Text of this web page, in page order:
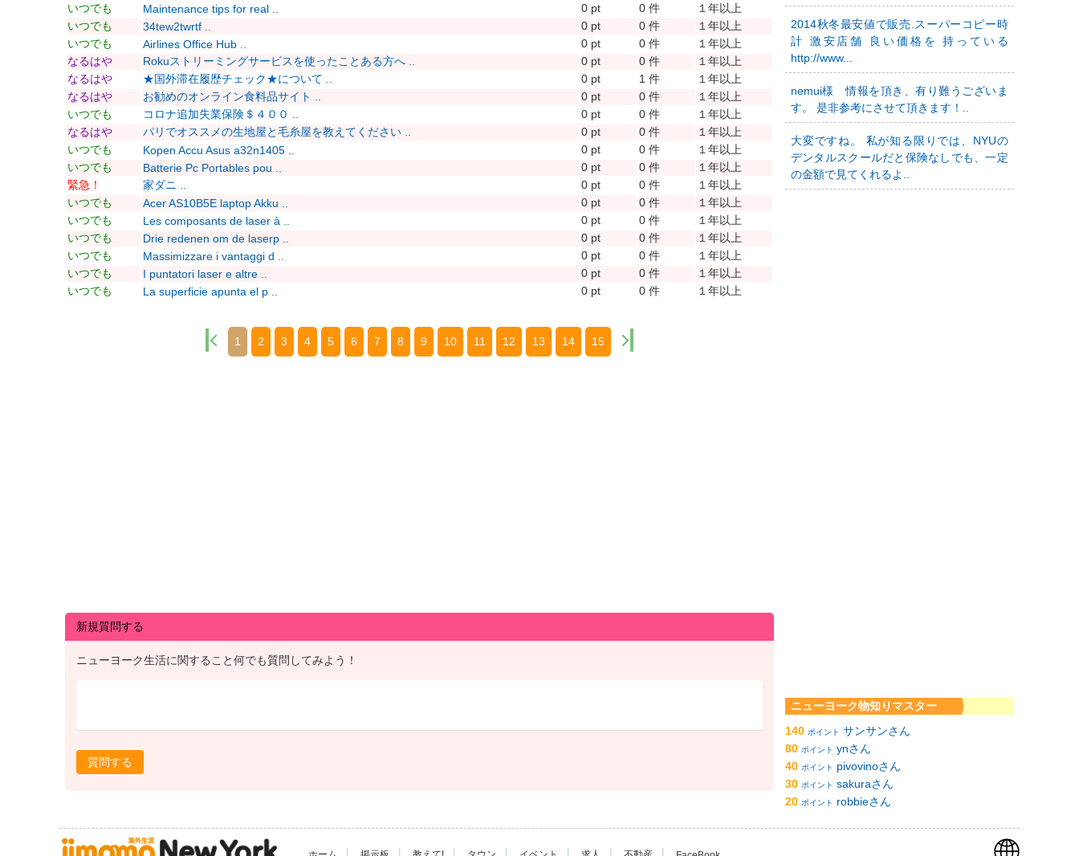
いつでも
Maintenance tips for real .. 0 pt 0 件
１年以上
いつでも
34tew2twrtf .. 0 pt 0 件
１年以上
いつでも
Airlines Office Hub .. 0 pt 0 件
１年以上
なるはや
Rokuストリーミングサービスを使ったことある方へ .. 0 pt 0 件
１年以上
なるはや
★国外滞在履歴チェック★について .. 0 pt 1 件
１年以上
なるはや
お勧めのオンライン食料品サイト .. 0 pt 0 件
１年以上
いつでも
コロナ追加失業保険＄４００ .. 0 pt 0 件
１年以上
なるはや
パリでオススメの生地屋と毛糸屋を教えてください .. 0 pt 0 件
１年以上
いつでも
Kopen Accu Asus a32n1405 .. 0 pt 0 件
１年以上
いつでも
Batterie Pc Portables pou .. 0 pt 0 件
１年以上
緊急！
家ダニ .. 0 pt 0 件
１年以上
いつでも
Acer AS10B5E laptop Akku .. 0 pt 0 件
１年以上
いつでも
Les composants de laser à .. 0 pt 0 件
１年以上
いつでも
Drie redenen om de laserp .. 0 pt 0 件
１年以上
いつでも
Massimizzare i vantaggi d .. 0 pt 0 件
１年以上
いつでも
I puntatori laser e altre .. 0 pt 0 件
１年以上
いつでも
La superficie apunta el p .. 0 pt 0 件 １年以上
1 2 3 4 5 6 7 8 9 10 11 12 13 14 15
新規質問する
ニューヨーク生活に関すること何でも質問してみよう！
質問する
2014秋冬最安値で販売.スーパーコピー時
計 激安店舗 良い価格を 持っている
http://www...
nemui様 情報を頂き、有り難うございま
す。 是非参考にさせて頂きます！..
大変ですね。 私が知る限りでは、NYUの
デンタルスクールだと保険なしでも、一定
の金額で見てくれるよ..
ニューヨーク物知りマスター
140 ポイント サンサンさん
80 ポイント ynさん
40 ポイント
pivovinoさん
30 ポイント sakuraさん
20 ポイント robbieさん